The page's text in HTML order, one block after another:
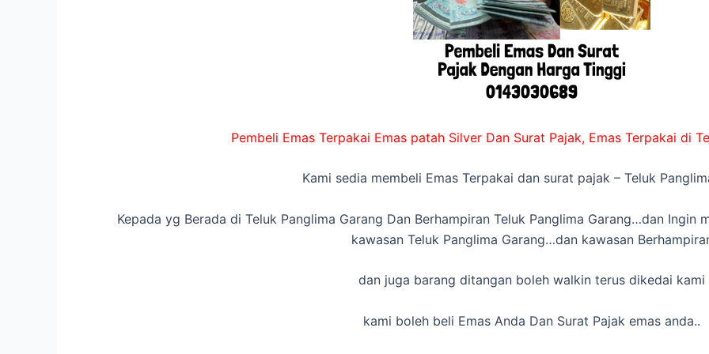
Pembeli Emas Terpakai Emas patah Silver Dan Surat Pajak, Emas Terpakai di
Kami sedia membeli Emas Terpakai dan surat pajak – Teluk
Kepada yg Berada di Teluk Panglima Garang Dan Berhampiran Teluk Panglima Garang…dan Ingin
kawasan Teluk Panglima Garang…dan kawasan
dan juga barang ditangan boleh walkin terus dikedai kami
kami boleh beli Emas Anda Dan Surat Pajak emas anda..